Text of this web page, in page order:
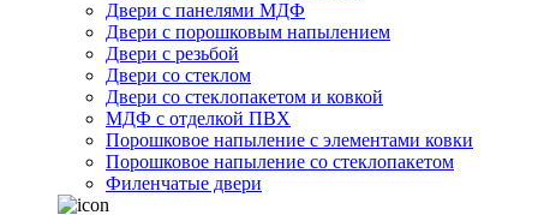
Двери с панелями МДФ
Двери с порошковым напылением
Двери с резьбой
Двери со стеклом
Двери со стеклопакетом и ковкой
МДФ с отделкой ПВХ
Порошковое напыление с элементами ковки
Порошковое напыление со стеклопакетом
Филенчатые двери